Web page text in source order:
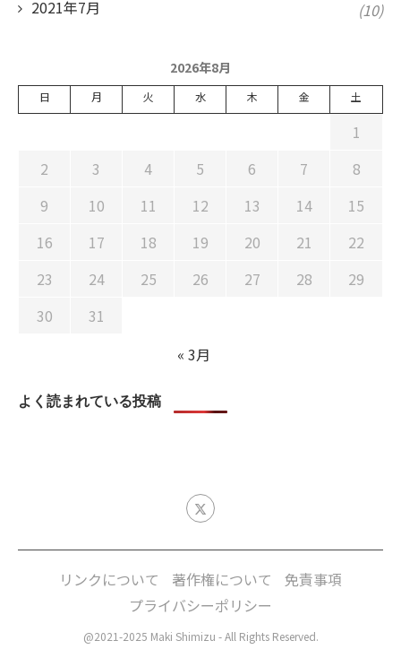
2021年7月 (10)
2026年8月
日 月 火 水 木 金 土
1
2
3 4 5 6 7
8
9
10 11 12 13 14
15
16
17 18 19 20 21
22
23
24 25 26 27 28
29
30
31
« 3月
よく読まれている投稿
リンクについて 著作権について
免責事項
プライバシーポリシー
@2021-2025 Maki Shimizu - All Rights Reserved.